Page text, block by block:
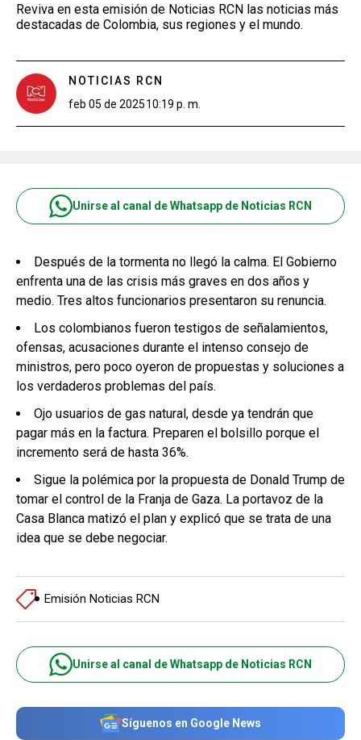
Reviva en esta emisión de Noticias RCN las noticias más
destacadas de Colombia, sus regiones y el mundo.
NOTICIAS RCN
feb 05 de 202510:19 p. m.
Unirse al canal de Whatsapp de Noticias RCN
Después de la tormenta no llegó la calma. El Gobierno
enfrenta una de las crisis más graves en dos años y
medio. Tres altos funcionarios presentaron su renuncia.
Los colombianos fueron testigos de señalamientos,
ofensas, acusaciones durante el intenso consejo de
ministros, pero poco oyeron de propuestas y soluciones a
los verdaderos problemas del país.
Ojo usuarios de gas natural, desde ya tendrán que
pagar más en la factura. Preparen el bolsillo porque el
incremento será de hasta 36%.
Sigue la polémica por la propuesta de Donald Trump de
tomar el control de la Franja de Gaza. La portavoz de la
Casa Blanca matizó el plan y explicó que se trata de una
idea que se debe negociar.
Emisión Noticias RCN
Unirse al canal de Whatsapp de Noticias RCN
Síguenos en Google News